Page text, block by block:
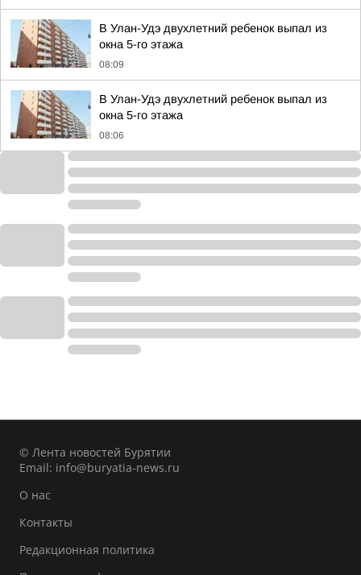
В Улан-Удэ двухлетний ребенок выпал из
окна 5-го этажа
08:09
В Улан-Удэ двухлетний ребенок выпал из
окна 5-го этажа
08:06
© Лента новостей Бурятии
Email: info@buryatia-news.ru
О нас
Контакты
Редакционная политика